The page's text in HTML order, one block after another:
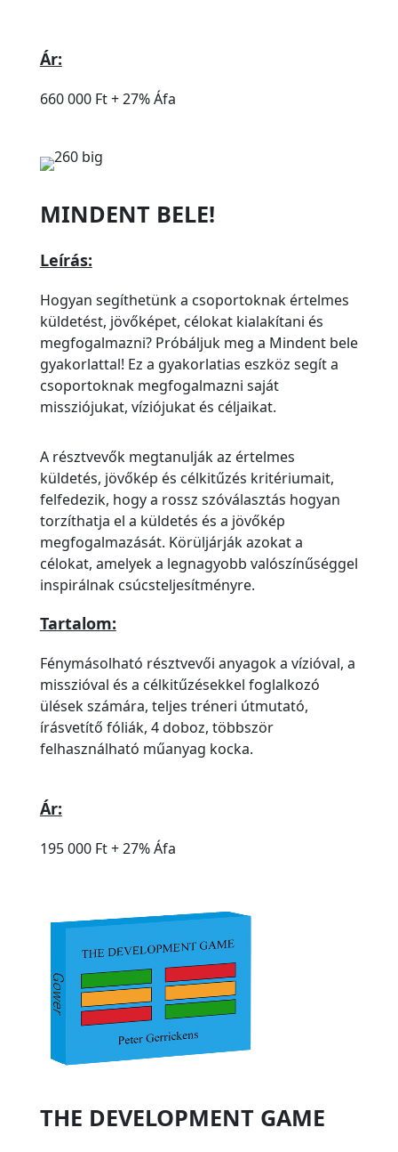
Ár:
660 000 Ft + 27% Áfa
MINDENT BELE!
Leírás:
Hogyan segíthetünk a csoportoknak értelmes
küldetést, jövőképet, célokat kialakítani és
megfogalmazni? Próbáljuk meg a Mindent bele
gyakorlattal! Ez a gyakorlatias eszköz segít a
csoportoknak megfogalmazni saját
missziójukat, víziójukat és céljaikat.
A résztvevők megtanulják az értelmes
küldetés, jövőkép és célkitűzés kritériumait,
felfedezik, hogy a rossz szóválasztás hogyan
torzíthatja el a küldetés és a jövőkép
megfogalmazását. Körüljárják azokat a
célokat, amelyek a legnagyobb valószínűséggel
inspirálnak csúcsteljesítményre.
Tartalom:
Fénymásolható résztvevői anyagok a vízióval, a
misszióval és a célkitűzésekkel foglalkozó
ülések számára, teljes tréneri útmutató,
írásvetítő fóliák, 4 doboz, többször
felhasználható műanyag kocka.
Ár:
195 000 Ft + 27% Áfa
THE DEVELOPMENT GAME